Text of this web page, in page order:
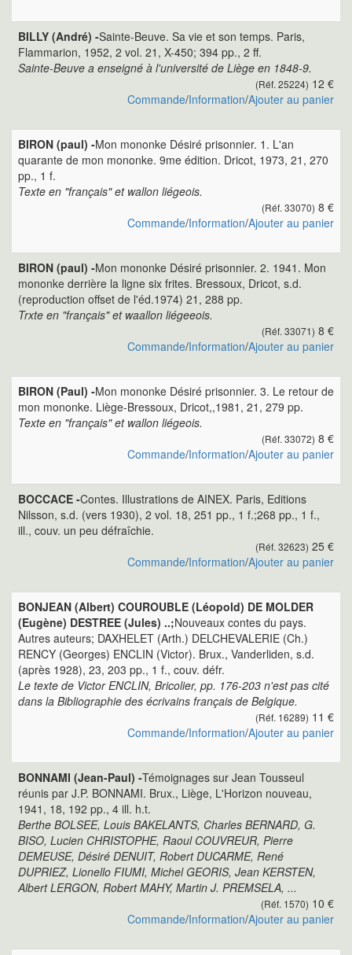
BILLY (André) -Sainte-Beuve. Sa vie et son temps. Paris,
Flammarion, 1952, 2 vol. 21, X-450; 394 pp., 2 ff.
Sainte-Beuve a enseigné à l'université de Liège en 1848-9.
(Réf. 25224) 12 €
Commande/Information/Ajouter au panier
BIRON (paul) -Mon mononke Désiré prisonnier. 1. L'an
quarante de mon mononke. 9me édition. Dricot, 1973, 21, 270
pp., 1 f.
Texte en "français" et wallon liégeois.
(Réf. 33070) 8 €
Commande/Information/Ajouter au panier
BIRON (paul) -Mon mononke Désiré prisonnier. 2. 1941. Mon
mononke derrière la ligne six frites. Bressoux, Dricot, s.d.
(reproduction offset de l'éd.1974) 21, 288 pp.
Trxte en "français" et waallon liégeeois.
(Réf. 33071) 8 €
Commande/Information/Ajouter au panier
BIRON (Paul) -Mon mononke Désiré prisonnier. 3. Le retour de
mon mononke. Liège-Bressoux, Dricot,,1981, 21, 279 pp.
Texte en "français" et wallon liégeois.
(Réf. 33072) 8 €
Commande/Information/Ajouter au panier
BOCCACE -Contes. Illustrations de AINEX. Paris, Editions
Nilsson, s.d. (vers 1930), 2 vol. 18, 251 pp., 1 f.;268 pp., 1 f.,
ill., couv. un peu défraîchie.
(Réf. 32623) 25 €
Commande/Information/Ajouter au panier
BONJEAN (Albert) COUROUBLE (Léopold) DE MOLDER
(Eugène) DESTREE (Jules) ..;Nouveaux contes du pays.
Autres auteurs; DAXHELET (Arth.) DELCHEVALERIE (Ch.)
RENCY (Georges) ENCLIN (Victor). Brux., Vanderliden, s.d.
(après 1928), 23, 203 pp., 1 f., couv. défr.
Le texte de Victor ENCLIN, Bricolier, pp. 176-203 n'est pas cité
dans la Bibliographie des écrivains français de Belgique.
(Réf. 16289) 11 €
Commande/Information/Ajouter au panier
BONNAMI (Jean-Paul) -Témoignages sur Jean Tousseul
réunis par J.P. BONNAMI. Brux., Liège, L'Horizon nouveau,
1941, 18, 192 pp., 4 ill. h.t.
Berthe BOLSEE, Louis BAKELANTS, Charles BERNARD, G.
BISO, Lucien CHRISTOPHE, Raoul COUVREUR, Pierre
DEMEUSE, Désiré DENUIT, Robert DUCARME, René
DUPRIEZ, Lionello FIUMI, Michel GEORIS, Jean KERSTEN,
Albert LERGON, Robert MAHY, Martin J. PREMSELA, ...
(Réf. 1570) 10 €
Commande/Information/Ajouter au panier